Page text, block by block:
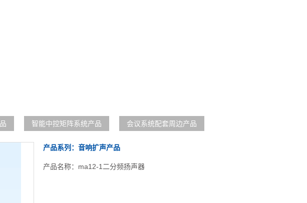
智能中控矩阵系统产品 会议系统配套周边产品
产品系列：音响扩声产品
产品名称：ma12-1二分频扬声器